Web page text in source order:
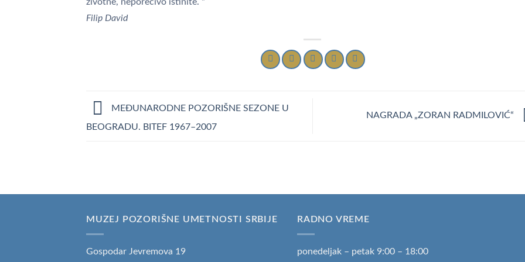
Filip David
MEĐUNARODNE POZORIŠNE SEZONE U
BEOGRADU. BITEF 1967–2007
NAGRADA „ZORAN RADMILOVIĆ“
MUZEJ POZORIŠNE UMETNOSTI SRBIJE
Gospodar Jevremova 19
RADNO VREME
ponedeljak – petak 9:00 – 18:00